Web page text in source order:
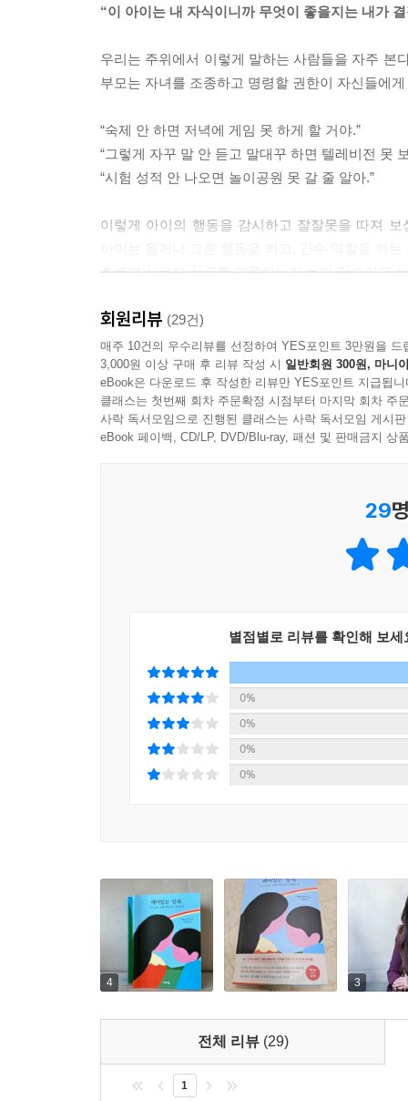
“이 아이는 내 자식이니까 무엇이 좋을지는 내가
우리는 주위에서 이렇게 말하는 사람들을 자주 본
부모는 자녀를 조종하고 명령할 권한이 자신들에
“숙제 안 하면 저녁에 게임 못 하게 할 거야.”
“그렇게 자꾸 말 안 듣고 말대꾸 하면 텔레비전 못
“시험 성적 안 나오면 놀이공원 못 갈 줄 알아.”
이렇게 아이의 행동을 감시하고 잘잘못을 따져
흐르면 서로가 서로를 괴롭히느라 누가 간수이고
하지만 저자는 이런 대우를 받는 아이에게 훈육
강조한다. 아무리 아닌 척해도 모든 훈육은 궁극적
부모가 아무리 좋은 의도를 가졌다고 해도, 모든
싫어서가 아니라 협박과 강요, 체벌이 그들을 하
우리 자신의 정서적 패턴을 파악하고 풀어내
부모로서 중심을 잡고 아이가 성장할 수 있게 돕는
형제 혹은 다른 아이들과 잘 어울리지 못하고 때
찾으라고 권한다. 아이의 행동엔 언제나 메시지
자기 내면에서 어떤 일이 일어나고 있는지 부모
위험한 행동을 한다. 저자는 10대 아이들이 문
하루아침에 만들어진 게 아니라는 것이다. 지
그런데 대개 부모는 아이가 혀를 내민다는 사실
부모에게 하는 무례한 행동은 피상적인 문제일
삼기보다 그 행동을 일으킨 감정과 욕구에 주의
이때 부모가 한 가지 주의해야 할 점은, 저자가
회원리뷰 (29건)
매주 10건의 우수리뷰를 선정하여 YES포인트 3만원을 드
3,000원 이상 구매 후 리뷰 작성 시 일반회원 300원, 마니
eBook은 다운로드 후 작성한 리뷰만 YES포인트 지급됩니
클래스는 첫번째 회차 주문확정 시점부터 마지막 회차 주
사락 독서모임으로 진행된 클래스는 사락 독서모임 게시
eBook 페이백, CD/LP, DVD/Blu-ray, 패션 및 판매금지 상
29
별점별로 리뷰를 확인해 보세
0%
0%
0%
0%
4 3
전체 리뷰 (29)
1